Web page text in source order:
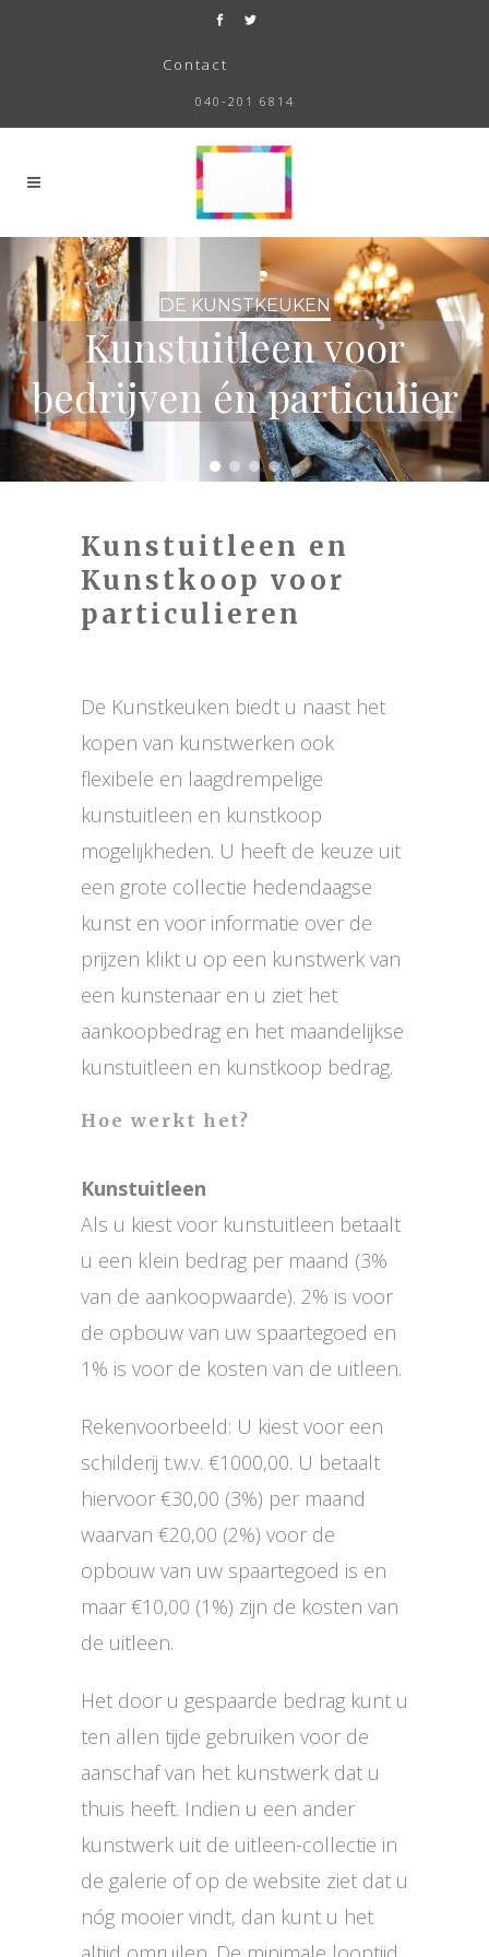
Contact
040-201 6814
DE KUNSTKEUKEN
Kunstuitleen voor
bedrijven én particulier
Kunstuitleen en
Kunstkoop voor
particulieren
De Kunstkeuken biedt u naast het
kopen van kunstwerken ook
flexibele en laagdrempelige
kunstuitleen en kunstkoop
mogelijkheden. U heeft de keuze uit
een grote collectie hedendaagse
kunst en voor informatie over de
prijzen klikt u op een kunstwerk van
een kunstenaar en u ziet het
aankoopbedrag en het maandelijkse
kunstuitleen en kunstkoop bedrag.
Hoe werkt het?
Kunstuitleen
Als u kiest voor kunstuitleen betaalt
u een klein bedrag per maand (3%
van de aankoopwaarde). 2% is voor
de opbouw van uw spaartegoed en
1% is voor de kosten van de uitleen.
Rekenvoorbeeld: U kiest voor een
schilderij t.w.v. €1000,00. U betaalt
hiervoor €30,00 (3%) per maand
waarvan €20,00 (2%) voor de
opbouw van uw spaartegoed is en
maar €10,00 (1%) zijn de kosten van
de uitleen.
Het door u gespaarde bedrag kunt u
ten allen tijde gebruiken voor de
aanschaf van het kunstwerk dat u
thuis heeft. Indien u een ander
kunstwerk uit de uitleen-collectie in
de galerie of op de website ziet dat u
nóg mooier vindt, dan kunt u het